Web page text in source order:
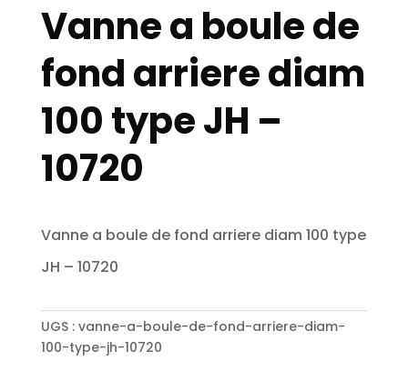
Vanne a boule de
fond arriere diam
100 type JH –
10720
Vanne a boule de fond arriere diam 100 type
JH – 10720
UGS : vanne-a-boule-de-fond-arriere-diam-
100-type-jh-10720